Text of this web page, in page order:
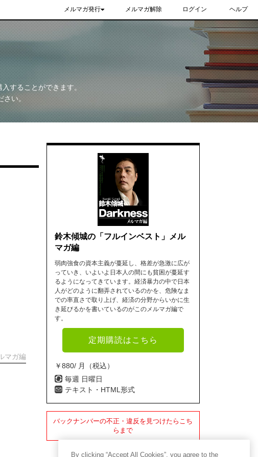
メルマガ発行 メルマガ解除 ログイン ヘルプ
することができます。
い。
マガ編
鈴木傾城の「フルインベスト」メル
マガ編
弱肉強食の資本主義が蔓延し、格差が急激に広が
っていき、いよいよ日本人の間にも貧困が蔓延す
るようになってきています。経済暴力の中で日本
人がどのように翻弄されているのかを、危険なま
での率直さで取り上げ、経済の分野からいかに生
き延びるかを書いているのがこのメルマガ編で
す。
定期購読はこちら
￥880/ 月（税込）
毎週 日曜日
テキスト・HTML形式
バックナンバーの不正・違反を見つけたらこち
らまで
By clicking “Accept All Cookies”, you agree to the